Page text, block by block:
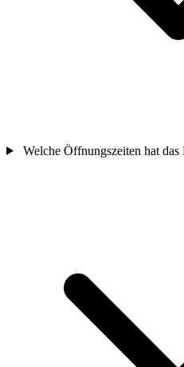
Welche Öffnungszeiten hat